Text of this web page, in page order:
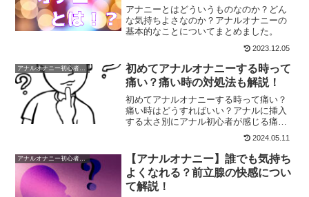
説！
アナニーとはどういうものなのか？どん
な気持ちよさなのか？アナルオナニーの
基本的なことについてまとめました。
2023.12.05
アナルオナニー初心者の方へ
初めてアナルオナニーする時って
痛い？痛い時の対処法も解説！
初めてアナルオナニーする時って痛い？
痛い時はどうすればいい？アナルに挿入
する太さ別にアナル初心者が感じる痛み
について、ボク（アナルオナニー歴10年
以上）の経験を元にまとめました！
2024.05.11
【アナルオナニー】誰でも気持ち
よくなれる？前立腺の快感につい
て解説！